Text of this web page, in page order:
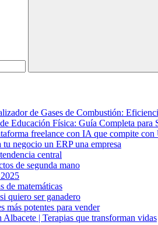
de Gases de Combustión:
Educación Física: Guía Completa para
freelance con IA que compite
negocio un ERP una empresa
central
de segunda mano
de matemáticas
quiero ser ganadero
más potentes para vender
| Terapias que transforman vidas